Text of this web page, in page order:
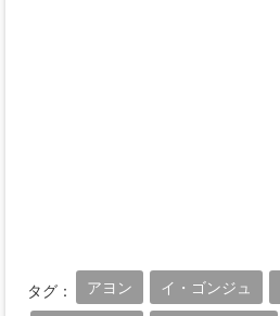
タグ： アヨン イ・ゴンジュ